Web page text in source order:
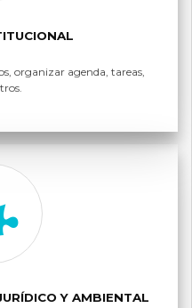
organizar agenda, tareas,
Y AMBIENTAL